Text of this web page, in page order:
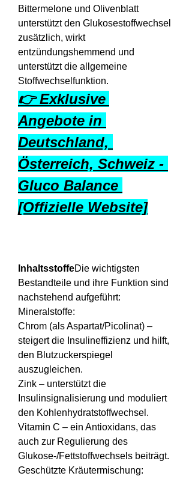
Bittermelone und Olivenblatt
unterstützt den Glukosestoffwechsel
zusätzlich, wirkt
entzündungshemmend und
unterstützt die allgemeine
Stoffwechselfunktion.
👉 Exklusive
Angebote in
Deutschland,
Österreich, Schweiz -
Gluco Balance
[Offizielle Website]
InhaltsstoffeDie wichtigsten
Bestandteile und ihre Funktion sind
nachstehend aufgeführt:
Mineralstoffe:
Chrom (als Aspartat/Picolinat) –
steigert die Insulineffizienz und hilft,
den Blutzuckerspiegel
auszugleichen.
Zink – unterstützt die
Insulinsignalisierung und moduliert
den Kohlenhydratstoffwechsel.
Vitamin C – ein Antioxidans, das
auch zur Regulierung des
Glukose-/Fettstoffwechsels beiträgt.
Geschützte Kräutermischung: